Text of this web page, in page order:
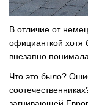
В отличие от
официанткой хотя
внезапно
Что это было?